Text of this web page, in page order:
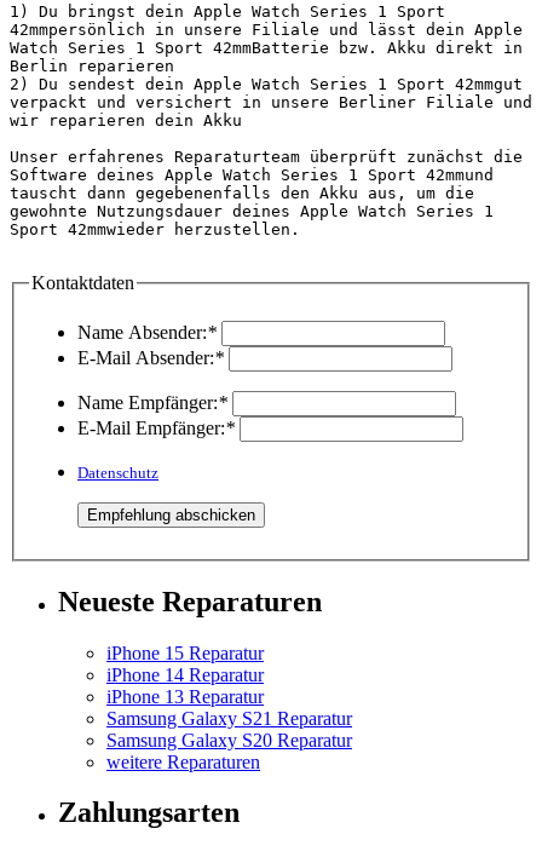
1) Du bringst dein Apple Watch Series 1 Sport
42mmpersönlich in unsere Filiale und lässt dein Apple
Watch Series 1 Sport 42mmBatterie bzw. Akku direkt in
Berlin reparieren
2) Du sendest dein Apple Watch Series 1 Sport 42mmgut
verpackt und versichert in unsere Berliner Filiale und
wir reparieren dein Akku
Unser erfahrenes Reparaturteam überprüft zunächst die
Software deines Apple Watch Series 1 Sport 42mmund
tauscht dann gegebenenfalls den Akku aus, um die
gewohnte Nutzungsdauer deines Apple Watch Series 1
Sport 42mmwieder herzustellen.
Kontaktdaten
Name Absender:*
E-Mail Absender:*
Name Empfänger:*
E-Mail Empfänger:*
Datenschutz
Neueste Reparaturen
iPhone 15 Reparatur
iPhone 14 Reparatur
iPhone 13 Reparatur
Samsung Galaxy S21 Reparatur
Samsung Galaxy S20 Reparatur
weitere Reparaturen
Zahlungsarten